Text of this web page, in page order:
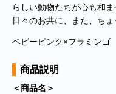
らしい動物たちが心も和ま
日々のお共に、また、ち
ベビーピンク×フラミンゴ
商品説明
＜商品名＞